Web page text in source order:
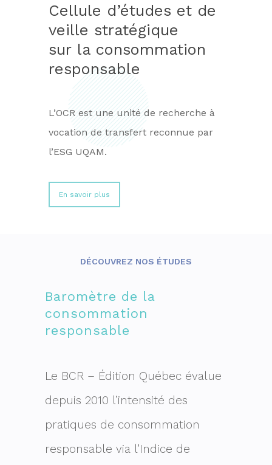
Cellule d’études et de
veille stratégique
sur la consommation
responsable
L’OCR est une unité de recherche à
vocation de transfert reconnue par
l’ESG UQAM.
En savoir plus
DÉCOUVREZ NOS ÉTUDES
Baromètre de la
consommation
responsable
Le BCR – Édition Québec évalue
depuis 2010 l’intensité des
pratiques de consommation
responsable via l’Indice de